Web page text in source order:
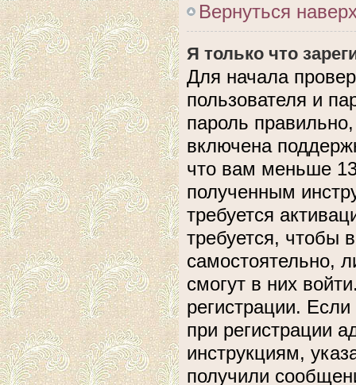
Вернуться
Я только что
Для начала
пользователя и
пароль
включена
что вам меньше
полученным
требуется
требуется, чтобы
самостоятельно,
смогут в них
регистрации.
при регистрации
инструкциям,
получили